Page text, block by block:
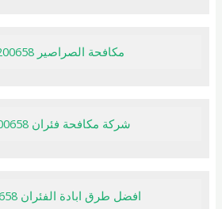
مكافحة الصراصير 01000200658
شركة مكافحة فئران 01000200658
افضل طرق ابادة الفئران 01000200658